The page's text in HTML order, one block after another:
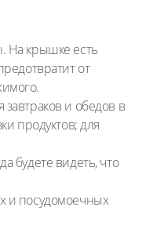
На крышке есть
от
и обедов в
продуктов; для
будете видеть, что
и посудомоечных